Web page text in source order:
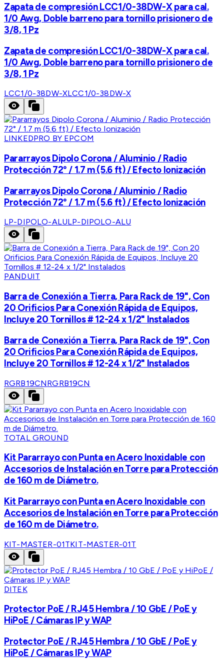
Zapata de compresión LCC1/0-38DW-X para cal.
1/0 Awg, Doble barreno para tornillo prisionero de
3/8, 1 Pz
Zapata de compresión LCC1/0-38DW-X para cal.
1/0 Awg, Doble barreno para tornillo prisionero de
3/8, 1 Pz
LCC1/0-38DW-XLCC1/0-38DW-X
LINKEDPRO BY EPCOM
Pararrayos Dipolo Corona / Aluminio / Radio
Protección 72° / 1.7 m (5.6 ft) / Efecto Ionización
Pararrayos Dipolo Corona / Aluminio / Radio
Protección 72° / 1.7 m (5.6 ft) / Efecto Ionización
LP-DIPOLO-ALULP-DIPOLO-ALU
PANDUIT
Barra de Conexión a Tierra, Para Rack de 19", Con
20 Orificios Para Conexión Rápida de Equipos,
Incluye 20 Tornillos # 12-24 x 1/2" Instalados
Barra de Conexión a Tierra, Para Rack de 19", Con
20 Orificios Para Conexión Rápida de Equipos,
Incluye 20 Tornillos # 12-24 x 1/2" Instalados
RGRB19CNRGRB19CN
TOTAL GROUND
Kit Pararrayo con Punta en Acero Inoxidable con
Accesorios de Instalación en Torre para Protección
de 160 m de Diámetro.
Kit Pararrayo con Punta en Acero Inoxidable con
Accesorios de Instalación en Torre para Protección
de 160 m de Diámetro.
KIT-MASTER-01TKIT-MASTER-01T
DITEK
Protector PoE / RJ45 Hembra / 10 GbE / PoE y
HiPoE / Cámaras IP y WAP
Protector PoE / RJ45 Hembra / 10 GbE / PoE y
HiPoE / Cámaras IP y WAP